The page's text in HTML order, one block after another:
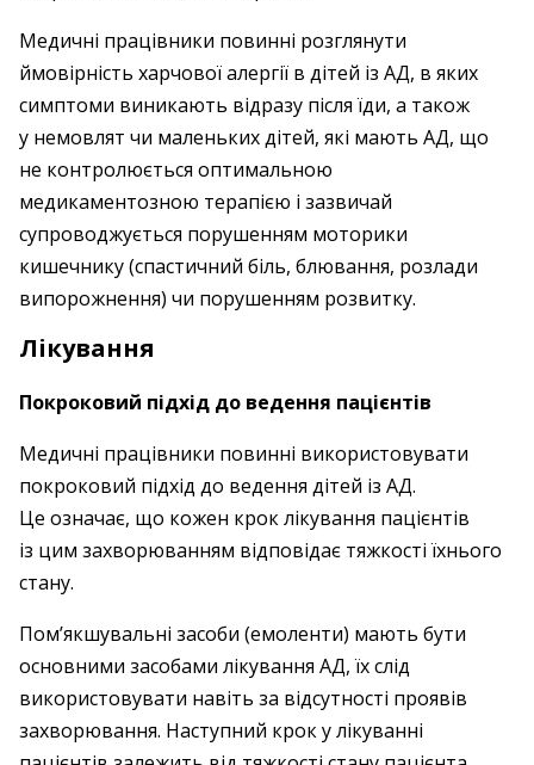
Медичні працівники повинні розглянути
ймовірність харчової алергії в дітей із АД, в яких
симптоми виникають відразу після їди, а також
у немовлят чи маленьких дітей, які мають АД, що
не контролюється оптимальною
медикаментозною терапією і зазвичай
супроводжується порушенням моторики
кишечнику (спастичний біль, блювання, розлади
випорожнення) чи порушенням розвитку.
Лікування
Покроковий підхід до ведення пацієнтів
Медичні працівники повинні використовувати
покроковий підхід до ведення дітей із АД.
Це означає, що кожен крок лікування пацієнтів
із цим захворюванням відповідає тяжкості їхнього
стану.
Пом’якшувальні засоби (емоленти) мають бути
основними засобами лікування АД, їх слід
використовувати навіть за відсутності проявів
захворювання. Наступний крок у лікуванні